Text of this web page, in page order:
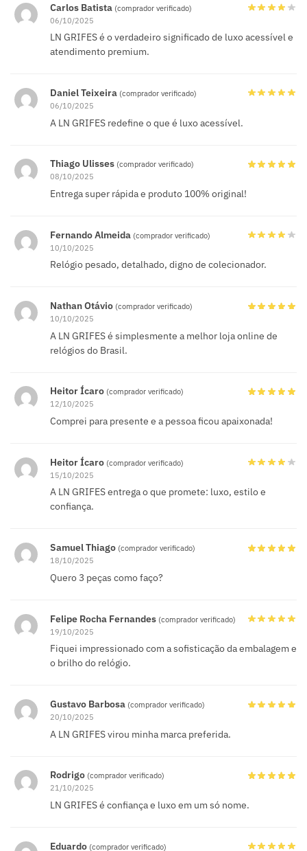
Carlos Batista (comprador verificado)
06/10/2025
LN GRIFES é o verdadeiro significado de luxo acessível e
atendimento premium.
Daniel Teixeira (comprador verificado)
06/10/2025
A LN GRIFES redefine o que é luxo acessível.
Thiago Ulisses (comprador verificado)
08/10/2025
Entrega super rápida e produto 100% original!
Fernando Almeida (comprador verificado)
10/10/2025
Relógio pesado, detalhado, digno de colecionador.
Nathan Otávio (comprador verificado)
10/10/2025
A LN GRIFES é simplesmente a melhor loja online de
relógios do Brasil.
Heitor Ícaro (comprador verificado)
12/10/2025
Comprei para presente e a pessoa ficou apaixonada!
Heitor Ícaro (comprador verificado)
15/10/2025
A LN GRIFES entrega o que promete: luxo, estilo e
confiança.
Samuel Thiago (comprador verificado)
18/10/2025
Quero 3 peças como faço?
Felipe Rocha Fernandes (comprador verificado)
19/10/2025
Fiquei impressionado com a sofisticação da embalagem e
o brilho do relógio.
Gustavo Barbosa (comprador verificado)
20/10/2025
A LN GRIFES virou minha marca preferida.
Rodrigo (comprador verificado)
21/10/2025
LN GRIFES é confiança e luxo em um só nome.
Eduardo (comprador verificado)